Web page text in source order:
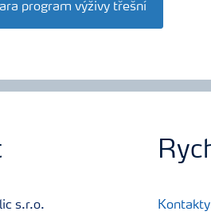
program výživy třešní
s.r.o. Kontakty